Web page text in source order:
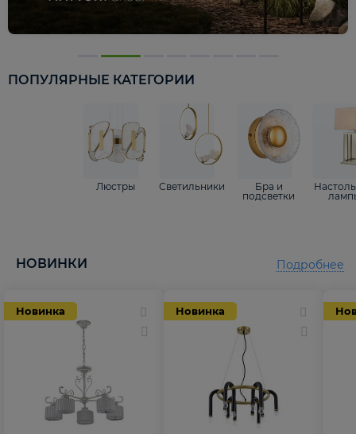
ПОПУЛЯРНЫЕ КАТЕГОРИИ
Люстры Светильники
Бра и
подсветки
НОВИНКИ
Новинка Новинка
Подробнее